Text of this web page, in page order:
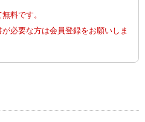
料です。
必要な方は会員登録をお願いしま